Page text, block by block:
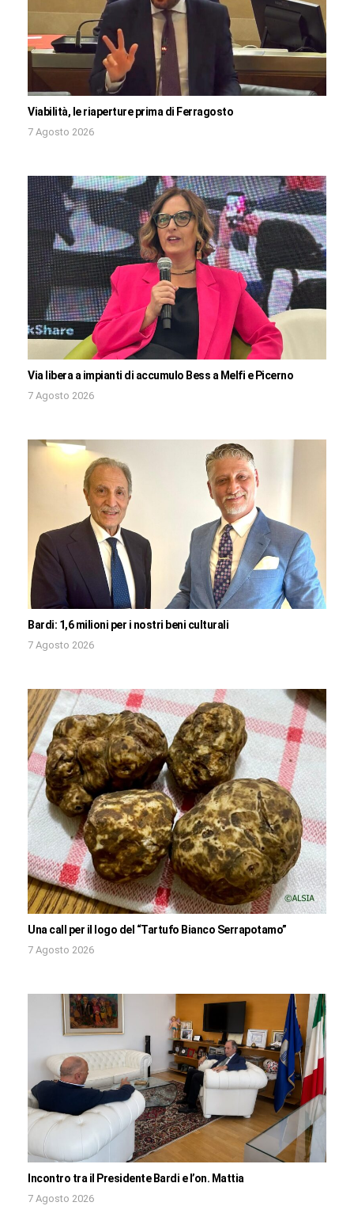
Viabilità, le riaperture prima di Ferragosto
7 Agosto 2026
Via libera a impianti di accumulo Bess a Melfi e Picerno
7 Agosto 2026
Bardi: 1,6 milioni per i nostri beni culturali
7 Agosto 2026
Una call per il logo del “Tartufo Bianco Serrapotamo”
7 Agosto 2026
Incontro tra il Presidente Bardi e l’on. Mattia
7 Agosto 2026